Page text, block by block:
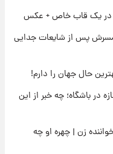
۱۴۰۵
۱۴۰۵
در یک قاب خاص + عکس
پس از شایعات جدایی
حال جهان را دارم!
باشگاه؛ چه خبر از این
تومانی خواننده زن | چهره او چه